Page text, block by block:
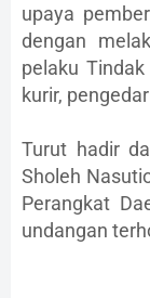
upaya
dengan
pelaku
kurir,
Turut hadir
Sholeh
Perangkat
undangan